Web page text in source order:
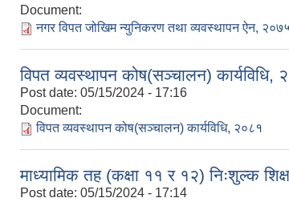
Document:
नगर विपत जोखिम न्युनिकरण तथा व्यवस्थापन ऐन,
विपत व्यवस्थापन कोष(सञ्चालन) कार्यविधि,
Post date: 05/15/2024 - 17:16
Document:
विपत व्यवस्थापन कोष(सञ्चालन) कार्यविधि, २०८१
माध्यामिक तह (कक्षा ११ र १२) निःशुल्क
Post date: 05/15/2024 - 17:14